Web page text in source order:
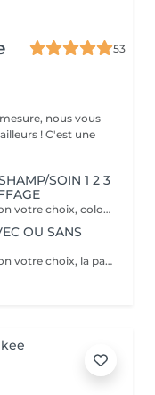
53
nous vous
! C'est une
SOIN 1 2 3
Ce forfait comprend la coupe ou pas selon votre choix, coloration uniquement en racines. Il comprend le soin Botanical 1 2 3 spécifique à la couleur. Supplément cheveux longs 25€
OU SANS
Ce forfait comprend la coupe ou pas selon votre choix, la patine est un reflet pratique pour refroidir ou réchauffer un balayage ou donner une nuance à sa couleur naturelle. Couverture cheveux blancs 70% uniquement. Il comprend le soin Botanical 1 2 3 spécifique à la couleur.